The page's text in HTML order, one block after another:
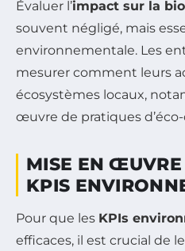
Évaluer l’impact sur la
souvent négligé, mais
environnementale. Les
mesurer comment leurs
écosystèmes locaux,
œuvre de pratiques
MISE EN ŒUVRE
KPIS
Pour que les KPIs
efficaces, il est crucial de